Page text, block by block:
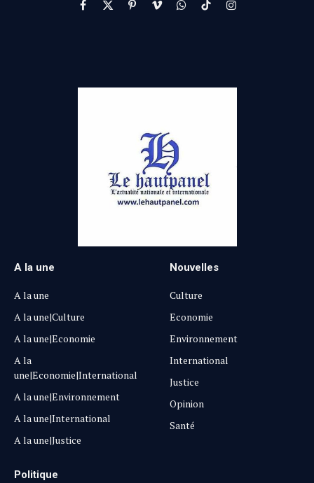
Facebook
X
PinterestVimeoWhatsApp
TikTokInstagram
A la une
A la une
A la une|Culture
A la une|Economie
A la
une|Economie|International
A la une|Environnement
A la une|International
A la une|Justice
Nouvelles
Culture
Economie
Environnement
International
Justice
Opinion
Santé
Politique